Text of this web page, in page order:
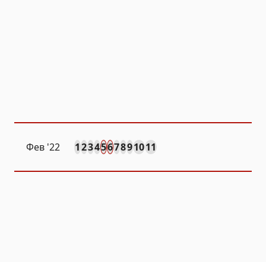
Фев '22 1234567891011